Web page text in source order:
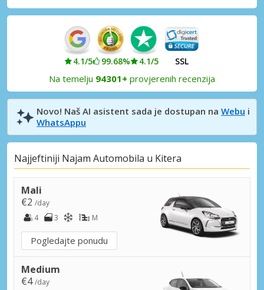
4.1/5 99.68% 4.1/5 SSL
Na temelju 94301+ provjerenih recenzija
Novo! Naš AI asistent sada je dostupan na Webu i
WhatsAppu
Najjeftiniji Najam Automobila u Kitera
Mali
€2 /day
4
3 M
Pogledajte ponudu
Medium
€4/day